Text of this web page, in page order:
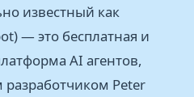
известный как
— это бесплатная и
AI агентов,
разработчиком Peter